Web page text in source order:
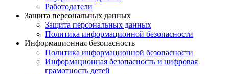
Работодатели
Защита персональных данных
Защита персональных данных
Политика информационной безопасности
Информационная безопасность
Политика информационной безопасности
Информационная безопасность и цифровая
грамотность детей